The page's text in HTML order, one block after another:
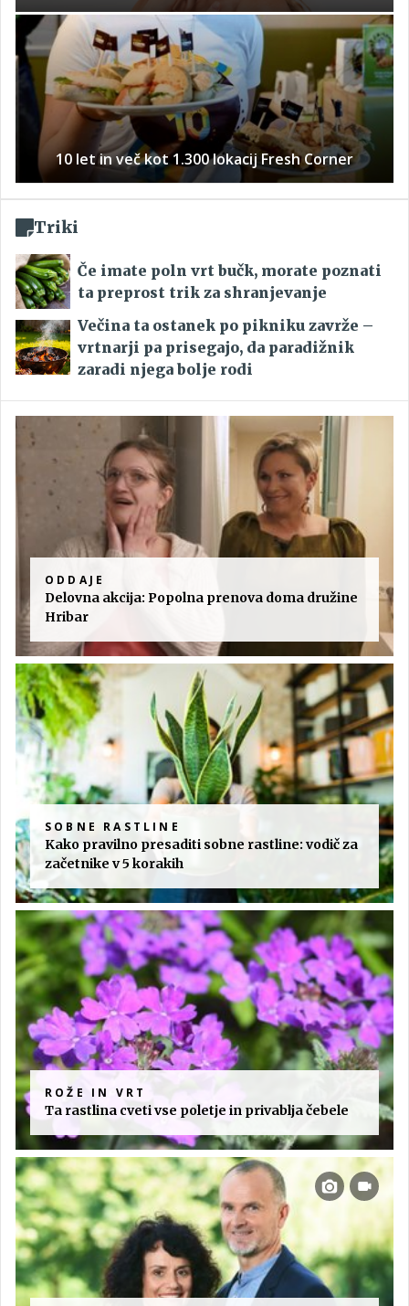
10 let in več kot 1.300 lokacij Fresh Corner
Triki
Če imate poln vrt bučk, morate poznati
ta preprost trik za shranjevanje
Večina ta ostanek po pikniku zavrže –
vrtnarji pa prisegajo, da paradižnik
zaradi njega bolje rodi
ODDAJE
Delovna akcija: Popolna prenova doma družine
Hribar
SOBNE RASTLINE
Kako pravilno presaditi sobne rastline: vodič za
začetnike v 5 korakih
ROŽE IN VRT
Ta rastlina cveti vse poletje in privablja čebele